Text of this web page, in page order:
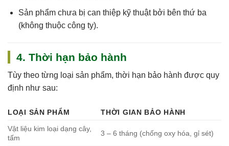
Sản phẩm chưa bị can thiệp kỹ thuật bởi bên thứ ba
(không thuộc công ty).
4. Thời hạn bảo hành
Tùy theo từng loại sản phẩm, thời hạn bảo hành được quy
định như sau:
LOẠI SẢN PHẨM
THỜI GIAN BẢO HÀNH
Vật liệu kim loại dạng cây,
tấm
3 – 6 tháng (chống oxy hóa, gỉ sét)